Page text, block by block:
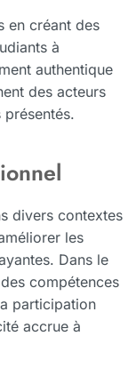
en créant des
à
authentique
des acteurs
divers contextes
les
Dans le
compétences
participation
accrue à